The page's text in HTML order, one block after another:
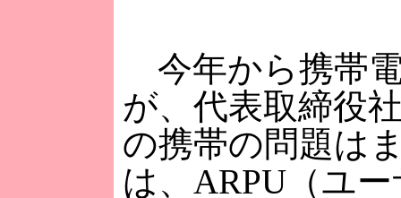
今年から携帯
が、代表取締役
の携帯の問題は
は、ARPU（ユ